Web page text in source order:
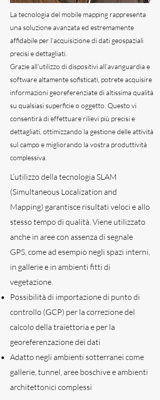
La tecnologia del mobile mapping rappresenta
una soluzione avanzata ed estremamente
affidabile per l’acquisizione di dati geospaziali
precisi e dettagliati.
Grazie all’utilizzo di dispositivi all’avanguardia e
software altamente sofisticati, potrete acquisire
informazioni georeferenziate di altissima qualità
su qualsiasi superficie o oggetto. Questo vi
consentirà di effettuare rilievi più precisi e
dettagliati, ottimizzando la gestione delle attività
sul campo e migliorando la vostra produttività
complessiva.
L’utilizzo della tecnologia SLAM
(Simultaneous Localization and
Mapping) garantisce risultati veloci e allo
stesso tempo di qualità. Viene utilizzato
anche in aree con assenza di segnale
GPS, come ad esempio negli spazi interni,
in gallerie e in ambienti fitti di
vegetazione.
Possibilità di importazione di punto di
controllo (GCP) per la correzione del
calcolo della traiettoria e per la
georeferenzazione dei dati
Adatto negli ambienti sotterranei come
gallerie, tunnel, aree boschive e ambienti
architettonici complessi